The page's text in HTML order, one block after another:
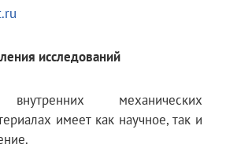
исследований
внутренних механических
имеет как научное, так и